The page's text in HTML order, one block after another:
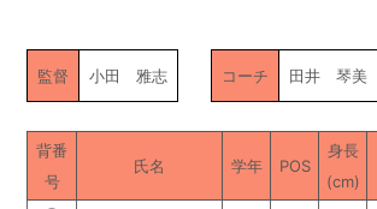
監督 小田 雅志 コーチ 田井 琴美
背番
号
氏名 学年 POS
身長
(cm)